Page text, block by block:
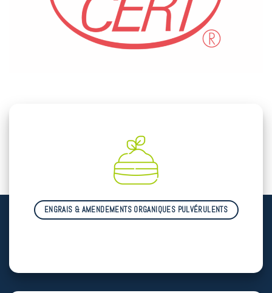
ENGRAIS & AMENDEMENTS ORGANIQUES PULVÉRULENTS